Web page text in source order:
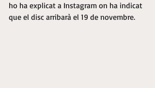
ho ha explicat a Instagram on ha indicat
que el disc arribarà el 19 de novembre.